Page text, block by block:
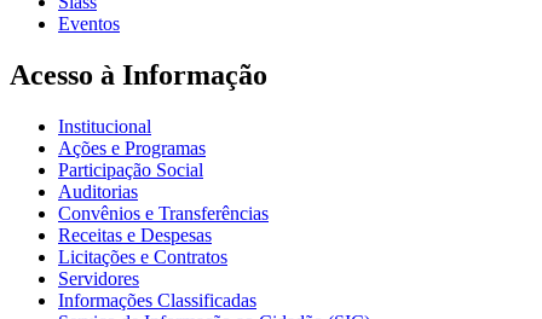
Eventos
Acesso à Informação
Institucional
Ações e Programas
Participação Social
Auditorias
Convênios e Transferências
Receitas e Despesas
Licitações e Contratos
Servidores
Informações Classificadas